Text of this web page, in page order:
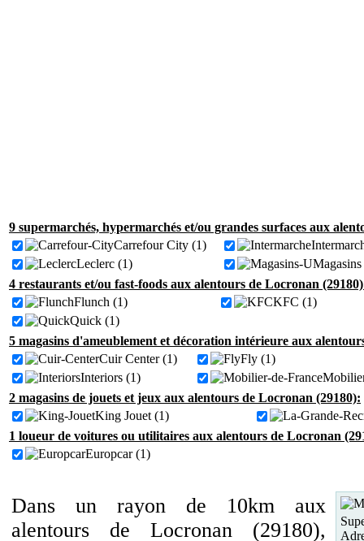
9 supermarchés, hypermarchés et/ou grandes surfaces aux
Carrefour City (1)
Leclerc (1)
4 restaurants et/ou fast-foods aux alentours de Locronan
Flunch (1)
KFC (1)
Quick (1)
5 magasins d'ameublement et décoration intérieure aux
Cuir Center (1)
Fly (1)
Interiors (1)
2 magasins de jouets et jeux aux alentours de Locronan (29180):
King Jouet (1)
1 loueur de voitures ou utilitaires aux alentours de Locronan
Europcar (1)
Dans un rayon de 10km aux
alentours de Locronan (29180),